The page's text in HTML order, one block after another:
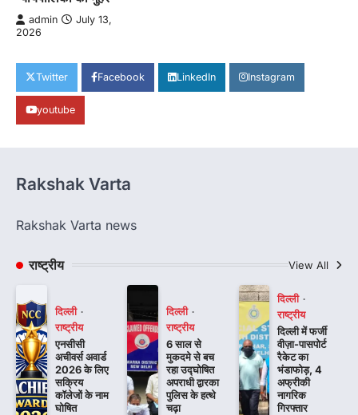
admin
July 13,
2026
Twitter Facebook LinkedIn Instagram
youtube
Rakshak Varta
Rakshak Varta news
राष्ट्रीय View All
दिल्ली
राष्ट्रीय
एनसीसी
अचीवर्स अवार्ड
2026 के लिए
सक्रिय
कॉलेजों के नाम
घोषित
दिल्ली
राष्ट्रीय
6 साल से
मुकदमे से बच
रहा उद्घोषित
अपराधी द्वारका
पुलिस के हत्थे
चढ़ा
दिल्ली
राष्ट्रीय
दिल्ली में फर्जी
वीज़ा-पासपोर्ट
रैकेट का
भंडाफोड़, 4
अफ्रीकी
नागरिक
गिरफ्तार